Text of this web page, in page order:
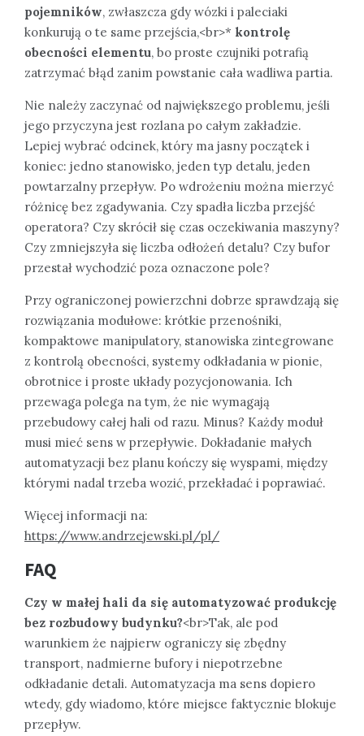
pojemników, zwłaszcza gdy wózki i paleciaki
konkurują o te same przejścia,<br>* kontrolę
obecności elementu, bo proste czujniki potrafią
zatrzymać błąd zanim powstanie cała wadliwa partia.
Nie należy zaczynać od największego problemu, jeśli
jego przyczyna jest rozlana po całym zakładzie.
Lepiej wybrać odcinek, który ma jasny początek i
koniec: jedno stanowisko, jeden typ detalu, jeden
powtarzalny przepływ. Po wdrożeniu można mierzyć
różnicę bez zgadywania. Czy spadła liczba przejść
operatora? Czy skrócił się czas oczekiwania maszyny?
Czy zmniejszyła się liczba odłożeń detalu? Czy bufor
przestał wychodzić poza oznaczone pole?
Przy ograniczonej powierzchni dobrze sprawdzają się
rozwiązania modułowe: krótkie przenośniki,
kompaktowe manipulatory, stanowiska zintegrowane
z kontrolą obecności, systemy odkładania w pionie,
obrotnice i proste układy pozycjonowania. Ich
przewaga polega na tym, że nie wymagają
przebudowy całej hali od razu. Minus? Każdy moduł
musi mieć sens w przepływie. Dokładanie małych
automatyzacji bez planu kończy się wyspami, między
którymi nadal trzeba wozić, przekładać i poprawiać.
Więcej informacji na:
https://www.andrzejewski.pl/pl/
FAQ
Czy w małej hali da się automatyzować produkcję
bez rozbudowy budynku?<br>Tak, ale pod
warunkiem że najpierw ograniczy się zbędny
transport, nadmierne bufory i niepotrzebne
odkładanie detali. Automatyzacja ma sens dopiero
wtedy, gdy wiadomo, które miejsce faktycznie blokuje
przepływ.